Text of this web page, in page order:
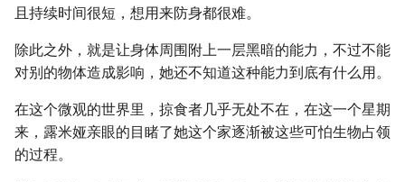
且持续时间很短，想用来防身都很难。
除此之外，就是让身体周围附上一层黑暗的能力，不过不能
对别的物体造成影响，她还不知道这种能力到底有什么用。
在这个微观的世界里，掠食者几乎无处不在，在这一个星期
来，露米娅亲眼的目睹了她这个家逐渐被这些可怕生物占领
的过程。